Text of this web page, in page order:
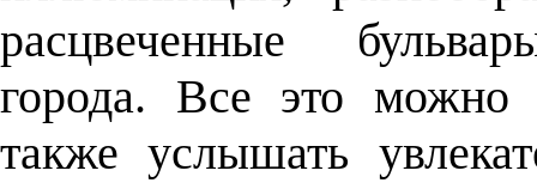
расцвеченные
города. Все это можно
также услышать